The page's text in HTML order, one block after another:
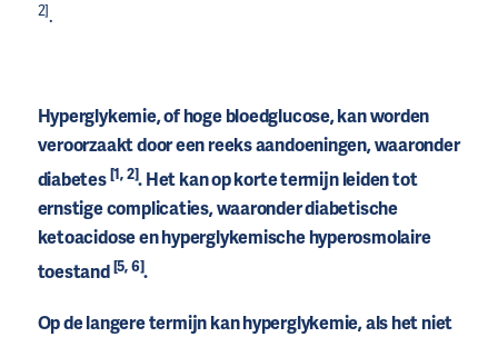
2].
Hyperglykemie, of hoge bloedglucose, kan worden
veroorzaakt door een reeks aandoeningen, waaronder
diabetes[1, 2]. Het kan op korte termijn leiden tot
ernstige complicaties, waaronder diabetische
ketoacidose en hyperglykemische hyperosmolaire
toestand[5, 6].
Op de langere termijn kan hyperglykemie, als het niet